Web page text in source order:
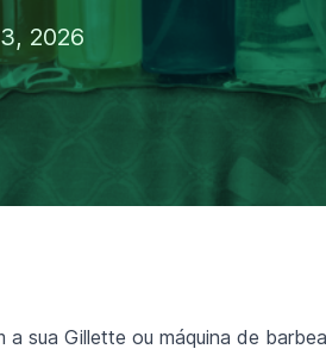
2026
a sua Gillette ou máquina de